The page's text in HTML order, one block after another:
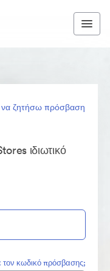
ζητήσω πρόσβαση
ιδιωτικό
τον κωδικό πρόσβασης;